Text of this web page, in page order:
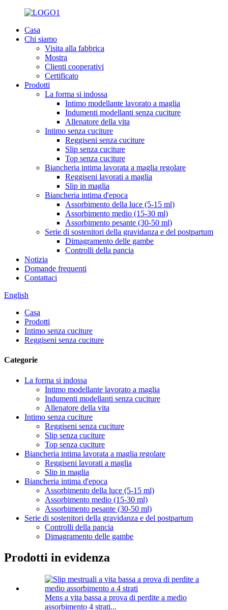
Casa
Chi siamo
Visita alla fabbrica
Mostra
Clienti cooperativi
Certificato
Prodotti
La forma si indossa
Intimo modellante lavorato a maglia
Indumenti modellanti senza cuciture
Allenatore della vita
Intimo senza cuciture
Reggiseni senza cuciture
Slip senza cuciture
Top senza cuciture
Biancheria intima lavorata a maglia regolare
Reggiseni lavorati a maglia
Slip in maglia
Biancheria intima d'epoca
Assorbimento della luce (5-15 ml)
Assorbimento medio (15-30 ml)
Assorbimento pesante (30-50 ml)
Serie di sostenitori della gravidanza e del postpartum
Dimagramento delle gambe
Controlli della pancia
Notizia
Domande frequenti
Contattaci
English
Casa
Prodotti
Intimo senza cuciture
Reggiseni senza cuciture
Categorie
La forma si indossa
Intimo modellante lavorato a maglia
Indumenti modellanti senza cuciture
Allenatore della vita
Intimo senza cuciture
Reggiseni senza cuciture
Slip senza cuciture
Top senza cuciture
Biancheria intima lavorata a maglia regolare
Reggiseni lavorati a maglia
Slip in maglia
Biancheria intima d'epoca
Assorbimento della luce (5-15 ml)
Assorbimento medio (15-30 ml)
Assorbimento pesante (30-50 ml)
Serie di sostenitori della gravidanza e del postpartum
Controlli della pancia
Dimagramento delle gambe
Prodotti in evidenza
Mens a vita bassa a prova di perdite a medio
assorbimento 4 strati...